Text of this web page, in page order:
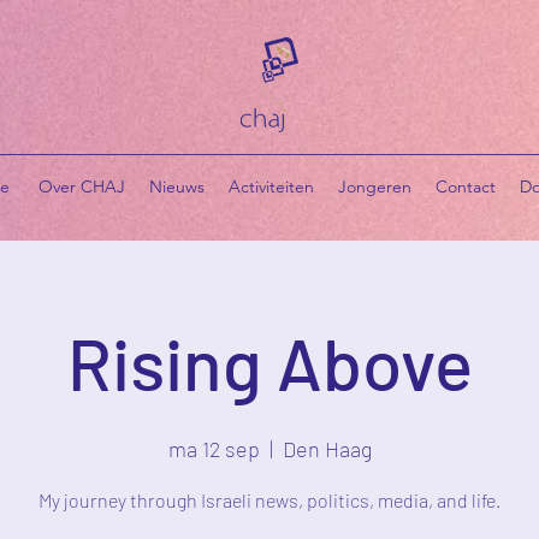
​ Over CHAJ Nieuws Activiteiten Jongeren Contact
Rising Above
ma 12 sep
  |
Den Haag
My journey through Israeli news, politics, media, and life.